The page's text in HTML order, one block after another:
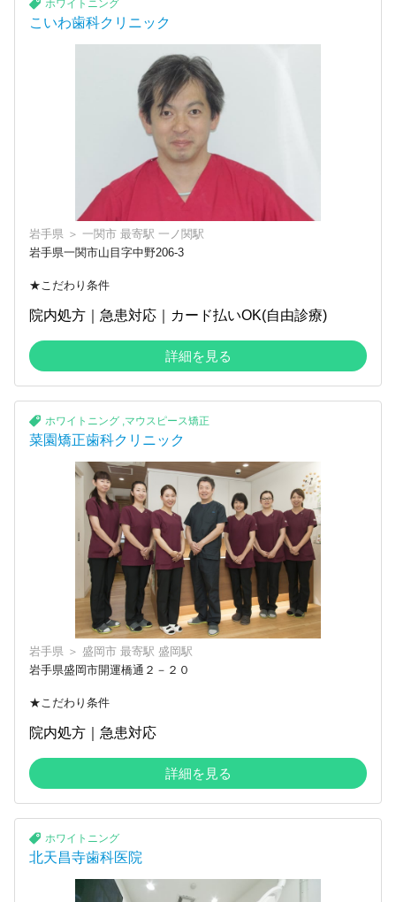
ホワイトニング
こいわ歯科クリニック
岩手県 ＞ 一関市 最寄駅 一ノ関駅
岩手県一関市山目字中野206-3
★こだわり条件
院内処方｜急患対応｜カード払いOK(自由診療)
詳細を見る
ホワイトニング ,マウスピース矯正
菜園矯正歯科クリニック
岩手県 ＞ 盛岡市 最寄駅 盛岡駅
岩手県盛岡市開運橋通２－２０
★こだわり条件
院内処方｜急患対応
詳細を見る
ホワイトニング
北天昌寺歯科医院